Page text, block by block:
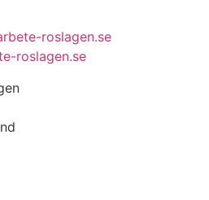
roslagen.se
roslagen.se